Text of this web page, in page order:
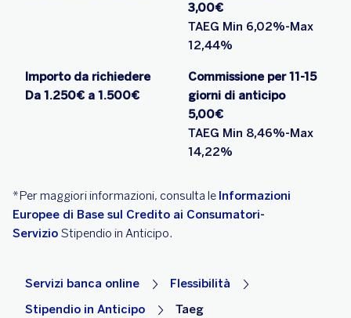
3,00€
TAEG Min 6,02%-Max
12,44%
Importo da richiedere
Da 1.250€ a 1.500€
Commissione per 11-15
giorni di anticipo
5,00€
TAEG Min 8,46%-Max
14,22%
*Per maggiori informazioni, consulta le Informazioni
Europee di Base sul Credito ai Consumatori-
Servizio Stipendio in Anticipo.
Servizi banca online
Flessibilità
Stipendio in Anticipo
Taeg